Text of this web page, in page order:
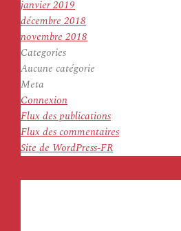
janvier 2019
décembre 2018
novembre 2018
Categories
Aucune catégorie
Meta
Connexion
Flux des publications
Flux des commentaires
Site de WordPress-FR